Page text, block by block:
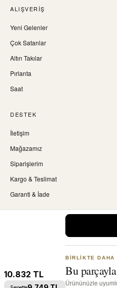
10.832 TL
BIRLIKTE DAHA
Bu
Ürününüzle
ALIŞVERIŞ
Yeni Gelenler
Çok Satanlar
Altın Takılar
Pırlanta
Saat
DESTEK
İletişim
Mağazamız
Siparişlerim
Kargo & Teslimat
Garanti & İade
© 2026 Engin Kuyumculuk. Tüm hakları
Visa · Mastercard · Troy · Güvenli ödeme
Instagram